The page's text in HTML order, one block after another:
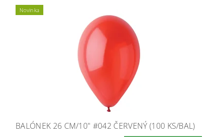
Novinka
BALÓNEK 26 CM/10" #042 ČERVENÝ (100 KS/BAL)